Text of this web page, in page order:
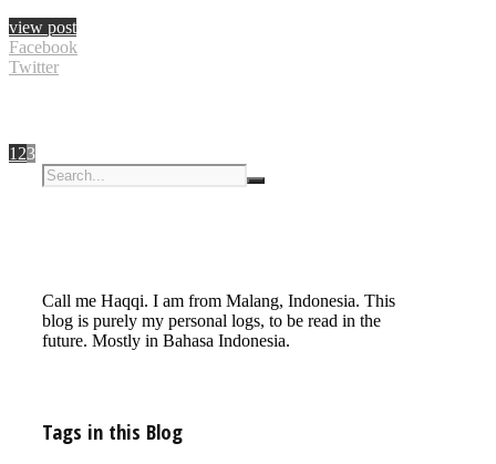
view post
Facebook
Twitter
1 23
Call me Haqqi. I am from Malang, Indonesia. This
blog is purely my personal logs, to be read in the
future. Mostly in Bahasa Indonesia.
Tags in this Blog